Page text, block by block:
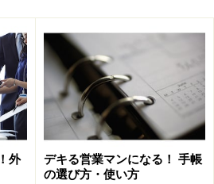
し訳ございません」が言えるは
めの「ペナルティー」について
と交渉の営業心理学
せて譲歩する
外
デキる営業マンになる！ 手帳
の選び方・使い方